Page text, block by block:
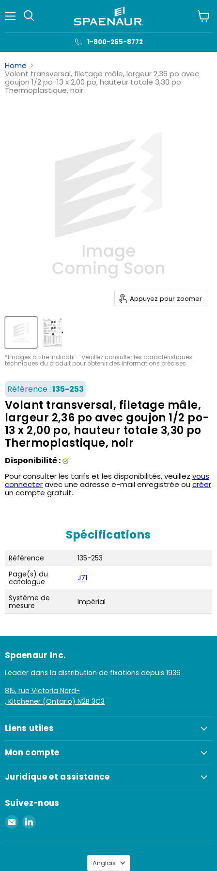
1-800-265-8772
le
Home
Volant transversal, filetage mâle, largeur 2,36 po avec
goujon 1/2 po-13 x 2,00 po, hauteur totale 3,30 po
Thermoplastique, noir
Appuyez pour zoomer
*Images à titre indicatif – veuillez consulter les caractéristiques
techniques du produit pour obtenir des informations précises
Référence :135-253
Volant transversal, filetage mâle,
largeur 2,36 po avec goujon 1/2 po-
13 x 2,00 po, hauteur totale 3,30 po
Thermoplastique, noir
Disponibilité :
Pour consulter les tarifs et les disponibilités, veuillez vous
connecteravec une adresse e-mail enregistrée ou créer
un compte gratuit.
Spécifications
Référence
135-253
Page(s) du
catalogue
J71
Système de
mesure
Impérial
Spaenaur Inc.
Leader dans la distribution de fixations depuis 1936
815, rue Victoria Nord-
, Kitchener (Ontario) N2B 3C3
Liens utiles
Mon compte
Juridique et assistance
Suivez-nous
Envoyer
un
e-
Retrouvez-
sur
Langue
Anglais